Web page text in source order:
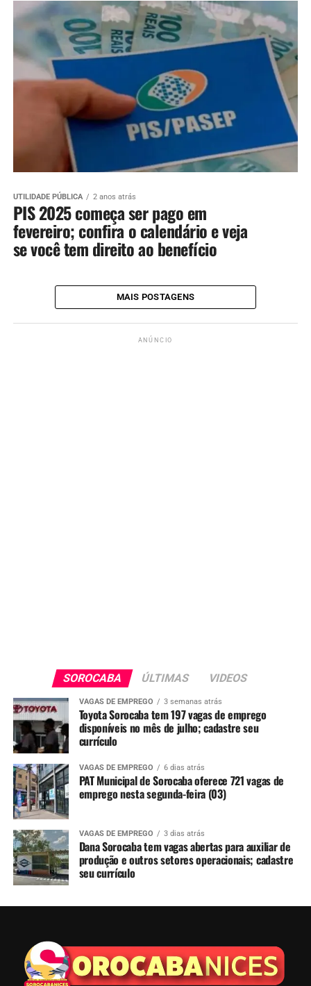
UTILIDADE PÚBLICA 2 anos atrás
PIS 2025 começa ser pago em
fevereiro; confira o calendário e veja
se você tem direito ao benefício
MAIS POSTAGENS
ANÚNCIO
SOROCABA ÚLTIMAS VIDEOS
VAGAS DE EMPREGO 3 semanas atrás
Toyota Sorocaba tem 197 vagas de emprego
disponíveis no mês de julho; cadastre seu
currículo
VAGAS DE EMPREGO 6 dias atrás
PAT Municipal de Sorocaba oferece 721 vagas de
emprego nesta segunda-feira (03)
VAGAS DE EMPREGO 3 dias atrás
Dana Sorocaba tem vagas abertas para auxiliar de
produção e outros setores operacionais; cadastre
seu currículo